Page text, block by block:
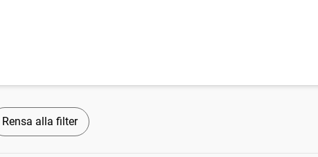
Rensa alla filter